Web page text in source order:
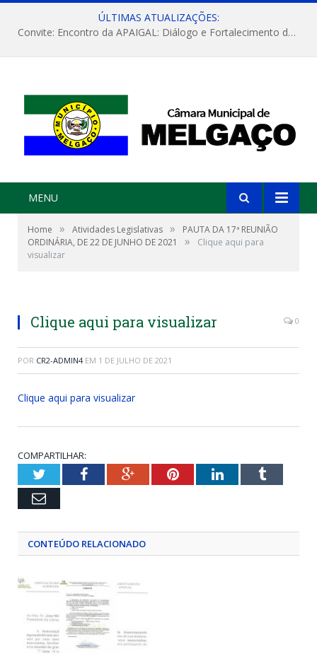
ÚLTIMAS ATUALIZAÇÕES:
Convite: Encontro da APAIGAL: Diálogo e Fortalecimento da Agricultura Familiar
MENU
Home » Atividades Legislativas »
PAUTA DA 17ª REUNIÃO
ORDINÁRIA, DE 22 DE JUNHO DE 2021
»
Clique aqui para
visualizar
Clique aqui para visualizar 0
POR CR2-ADMIN4 EM 1 DE JULHO DE 2021
Clique aqui para visualizar
COMPARTILHAR:
TwitterFacebookGoogle+PinterestLinkedInTumblr
Email
CONTEÚDO RELACIONADO